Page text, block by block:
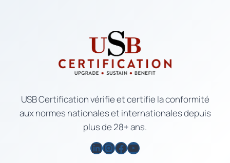
USB Certification vérifie et certifie la conformité
aux normes nationales et internationales depuis
plus de 28+ ans.
LinkedIn
Instagram
Facebook
YouTube